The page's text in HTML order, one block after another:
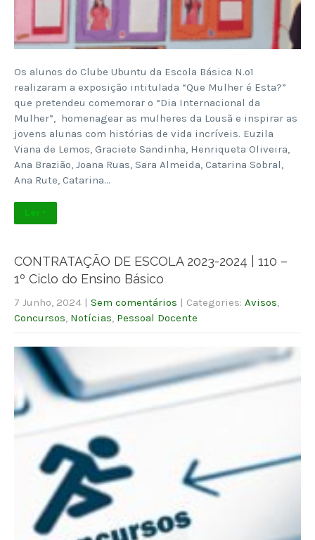
Os alunos do Clube Ubuntu da Escola Básica N.º1
realizaram a exposição intitulada “Que Mulher é Esta?”
que pretendeu comemorar o “Dia Internacional da
Mulher”, homenagear as mulheres da Lousã e inspirar as
jovens alunas com histórias de vida incríveis. Euzila
Viana de Lemos, Graciete Sandinha, Henriqueta Oliveira,
Ana Brazião, Joana Ruas, Sara Almeida, Catarina Sobral,
Ana Rute, Catarina…
Ler +
CONTRATAÇÃO DE ESCOLA 2023-2024 | 110 –
1º Ciclo do Ensino Básico
7 Junho, 2024 | Sem comentários | Categories: Avisos
Concursos Notícias Pessoal Docente